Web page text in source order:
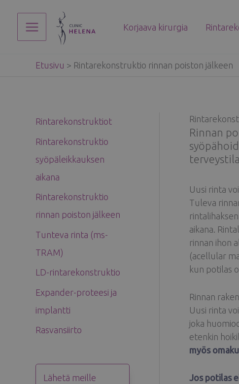
Main
Menu
Korjaava kirurgia
Etusivu > Rintarekonstruktio rinnan poiston jälkeen
Rintarekonstruktiot
Rintarekonstruktio
syöpäleikkauksen
aikana
Rintarekonstruktio
rinnan poiston jälkeen
Tunteva rinta (ms-
TRAM)
LD-rintarekonstruktio
Expander-proteesi ja
implantti
Rasvansiirto
Lähetä meille
Rinnan
Uusi rinta
Tuleva
aikana.
rinnan ihon
(acellular
kun potilas
Rinnan
Uusi rinta
joka
etenkin
myös
Jos potilas